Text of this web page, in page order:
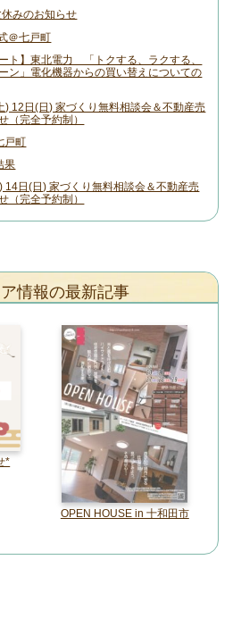
みのお知らせ
＠七戸町
ート】東北電力 「トクする、ラクする、
ン」電化機器からの買い替えについての
) 12日(日) 家づくり無料相談会＆不動産売
（完全予約制）
戸町
果
14日(日) 家づくり無料相談会＆不動産売
（完全予約制）
情報の最新記事
*
OPEN HOUSE in 十和田市